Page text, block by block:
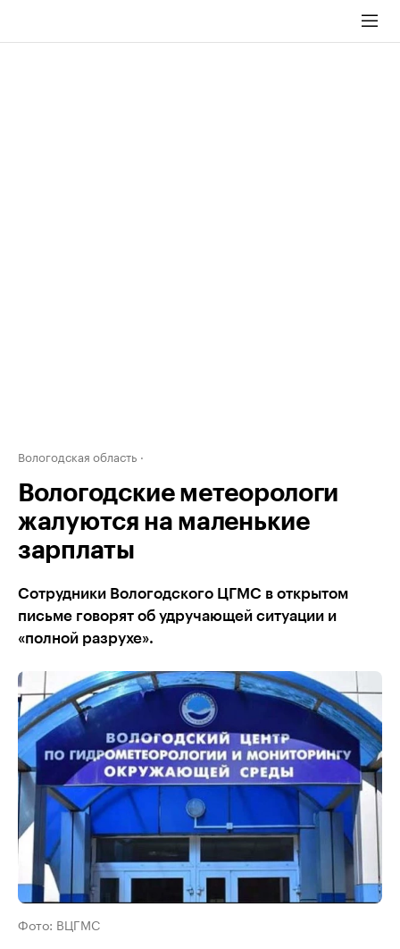
Вологодская область
Вологодские метеорологи
жалуются на маленькие
зарплаты
Сотрудники Вологодского ЦГМС в открытом
письме говорят об удручающей ситуации и
«полной разрухе».
Фото: ВЦГМС